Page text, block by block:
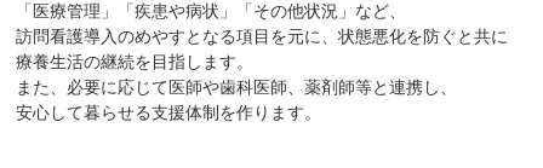
「医療管理」「疾患や病状」「その他状況」など、
訪問看護導入のめやすとなる項目を元に、状態悪化を防ぐと共に
療養生活の継続を目指します。
また、必要に応じて医師や歯科医師、薬剤師等と連携し、
安心して暮らせる支援体制を作ります。